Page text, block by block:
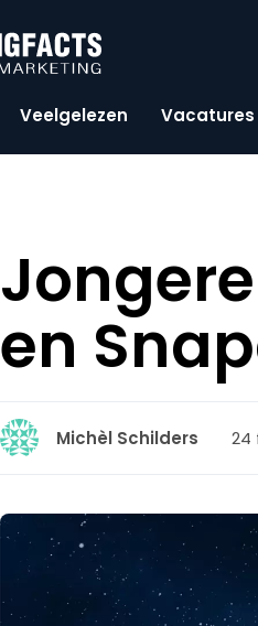
Veelgelezen Vacatures
en
Michèl Schilders 24